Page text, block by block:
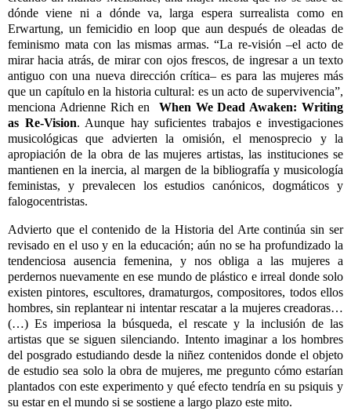
dónde viene ni a dónde va, larga espera surrealista como en
Erwartung, un femicidio en loop que aun después de oleadas de
feminismo mata con las mismas armas. “La re-visión –el acto de
mirar hacia atrás, de mirar con ojos frescos, de ingresar a un texto
antiguo con una nueva dirección crítica– es para las mujeres más
que un capítulo en la historia cultural: es un acto de supervivencia”,
menciona Adrienne Rich en When We Dead Awaken: Writing
as Re-Vision. Aunque hay suficientes trabajos e investigaciones
musicológicas que advierten la omisión, el menosprecio y la
apropiación de la obra de las mujeres artistas, las instituciones se
mantienen en la inercia, al margen de la bibliografía y musicología
feministas, y prevalecen los estudios canónicos, dogmáticos y
falogocentristas.
Advierto que el contenido de la Historia del Arte continúa sin ser
revisado en el uso y en la educación; aún no se ha profundizado la
tendenciosa ausencia femenina, y nos obliga a las mujeres a
perdernos nuevamente en ese mundo de plástico e irreal donde solo
existen pintores, escultores, dramaturgos, compositores, todos ellos
hombres, sin replantear ni intentar rescatar a la mujeres creadoras…
(…) Es imperiosa la búsqueda, el rescate y la inclusión de las
artistas que se siguen silenciando. Intento imaginar a los hombres
del posgrado estudiando desde la niñez contenidos donde el objeto
de estudio sea solo la obra de mujeres, me pregunto cómo estarían
plantados con este experimento y qué efecto tendría en su psiquis y
su estar en el mundo si se sostiene a largo plazo este mito.